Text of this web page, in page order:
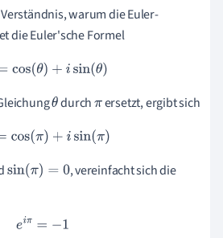
warum die Euler-
die Euler'sche Formel
iθ =cos(θ) +isin(θ)
θdurchπersetzt, ergibt sich
iπ=cos(π) +isin(π)
sin(π)= 0
, vereinfacht sich die
ei π= −1